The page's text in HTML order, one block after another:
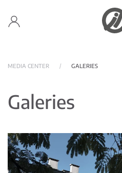
Accéder au contenu principal
MEDIA CENTER GALERIES
Galeries